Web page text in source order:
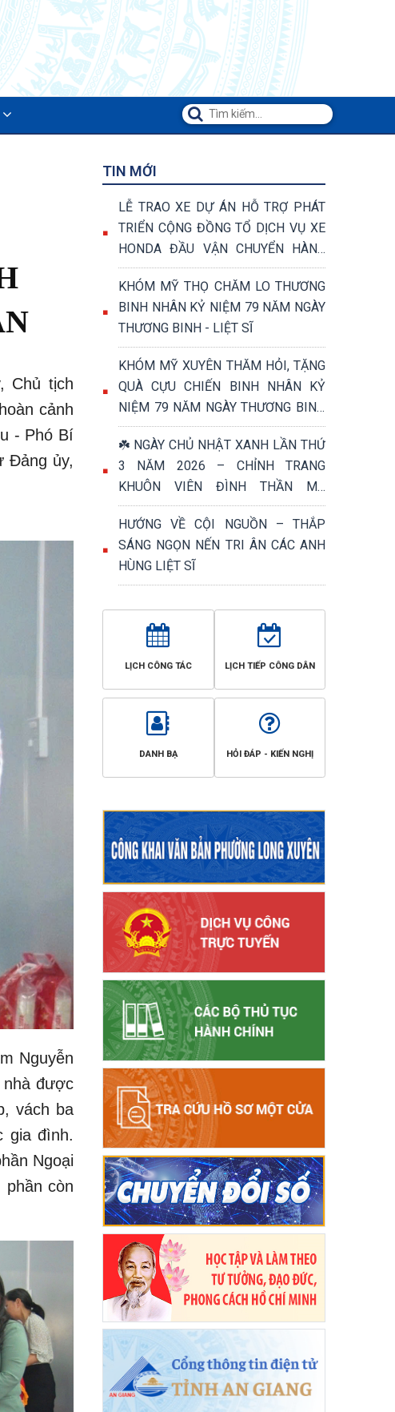
Chủ tịch
cảnh
- Phó Bí
Đảng ủy,
Nguyễn
nhà được
vách ba
gia đình.
Ngoại
phần còn
TIN MỚI
LỄ TRAO XE DỰ ÁN HỖ TRỢ PHÁT
TRIỂN CỘNG ĐỒNG TỔ DỊCH VỤ XE
HONDA ĐẦU VẬN CHUYỂN HÀNG
HÓA VÀ VẬN CHUYỂN KHÁCH
KHÓM MỸ THỌ CHĂM LO THƯƠNG
BINH NHÂN KỶ NIỆM 79 NĂM NGÀY
THƯƠNG BINH - LIỆT SĨ
KHÓM MỸ XUYÊN THĂM HỎI, TẶNG
QUÀ CỰU CHIẾN BINH NHÂN KỶ
NIỆM 79 NĂM NGÀY THƯƠNG BINH
- LIỆT SĨ (27/7/1947 – 27/7/2026)
☘️ NGÀY CHỦ NHẬT XANH LẦN THỨ
3 NĂM 2026 – CHỈNH TRANG
KHUÔN VIÊN ĐÌNH THẦN MỸ
PHƯỚC, TRI ÂN NGÀY THƯƠNG
BINH - LIỆT SĨ 27/7 ☘️
HƯỚNG VỀ CỘI NGUỒN – THẮP
SÁNG NGỌN NẾN TRI ÂN CÁC ANH
HÙNG LIỆT SĨ
LỊCH CÔNG TÁC LỊCH TIẾP CÔNG DÂN
DANH BẠ HỎI ĐÁP - KIẾN NGHỊ